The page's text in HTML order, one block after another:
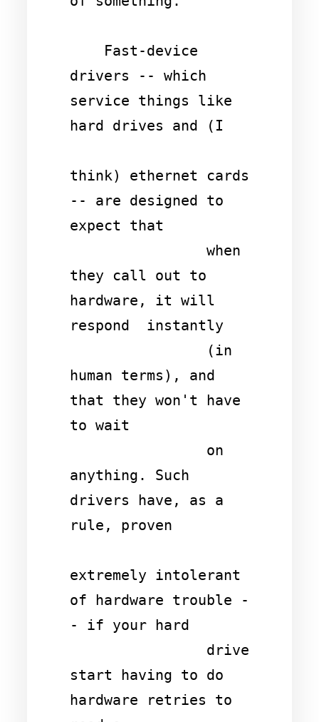
drivers -- which
service things like
hard drives and (I
think) ethernet cards
-- are designed to
expect that
they call out to
hardware, it will
respond  instantly
human terms), and
that they won't have
to wait
anything. Such
drivers have, as a
rule, proven
extremely intolerant
of hardware trouble -
- if your hard
start having to do
hardware retries to